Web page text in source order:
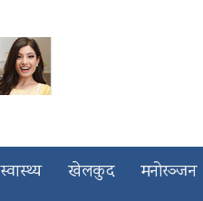
स्वास्थ्य खेलकुद मनोरञ्जन